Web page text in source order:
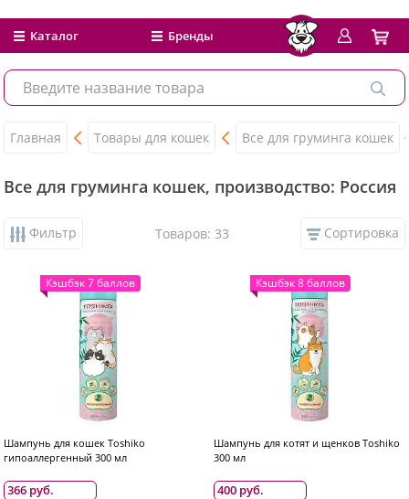
Каталог Бренды
Главная Товары для кошек Все для груминга кошек
Все для груминга кошек, производство: Россия
Фильтр Товаров: 33 Сортировка
Кэшбэк 7 баллов
Шампунь для кошек Toshiko
гипоаллергенный 300 мл
366 руб.
Кэшбэк 8 баллов
Шампунь для котят и щенков Toshiko
300 мл
400 руб.